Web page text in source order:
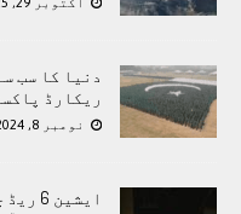
دنیا کا سب
ریکارڈ
نومبر 8, 2024